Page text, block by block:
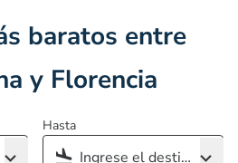
baratos entre
y Florencia
Hasta